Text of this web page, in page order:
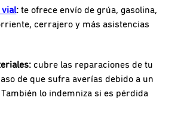
vial: te ofrece envío de grúa, gasolina,
cerrajero y más asistencias
cubre las reparaciones de tu
de que sufra averías debido a un
lo indemniza si es pérdida